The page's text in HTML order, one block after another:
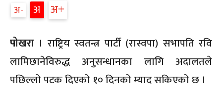
अ अ अ
पोखरा । राष्ट्रिय स्वतन्त्र पार्टी (रास्वपा) सभापति रवि
लामिछानेविरुद्ध अनुसन्धानका लागि अदालतले
पछिल्लो पटक दिएको १० दिनको म्याद सकिएको छ ।